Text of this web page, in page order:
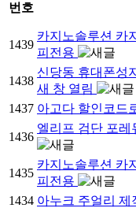
번호
1439
카지노솔루션 카
피전용
1438
신당동 휴대폰성
새 창 열림
1437 아고다 할인코드
1436
엘리프 검단 포레
1435
카지노솔루션 카
피전용
1434 아누크 주얼리